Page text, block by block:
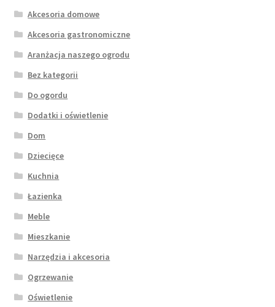
Akcesoria domowe
Akcesoria gastronomiczne
Aranżacja naszego ogrodu
Bez kategorii
Do ogordu
Dodatki i oświetlenie
Dom
Dziecięce
Kuchnia
Łazienka
Meble
Mieszkanie
Narzędzia i akcesoria
Ogrzewanie
Oświetlenie